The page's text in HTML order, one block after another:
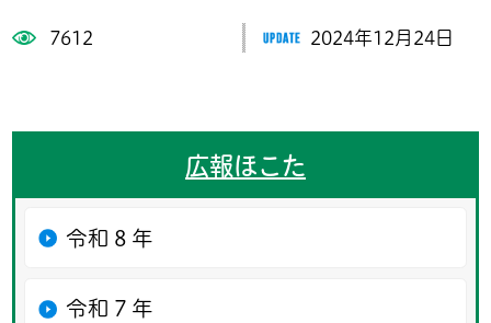
7612 2024年12月24日
広報ほこた
令和８年
令和７年